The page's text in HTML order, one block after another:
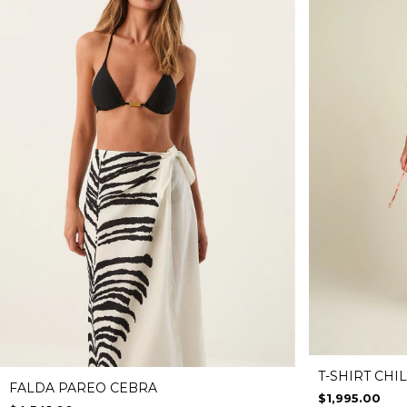
FALDA PAREO CEBRA
T-SHIRT
$1,995.00